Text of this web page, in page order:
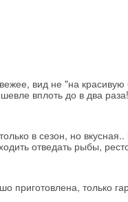
вид не "на
вплоть до в два
в сезон, но
отведать рыбы,
только